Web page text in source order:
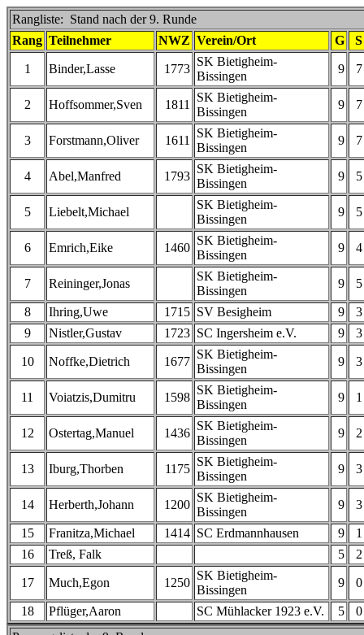
Rangliste: Stand nach der 9. Runde
Rang Teilnehmer NWZ Verein/Ort G S
1 Binder,Lasse 1773
SK Bietigheim-
Bissingen
9 7
2 Hoffsommer,Sven 1811
SK Bietigheim-
Bissingen
9 7
3 Forstmann,Oliver 1611
SK Bietigheim-
Bissingen
9 7
4 Abel,Manfred 1793
SK Bietigheim-
Bissingen
9 5
5 Liebelt,Michael
SK Bietigheim-
Bissingen
9 5
6 Emrich,Eike 1460
SK Bietigheim-
Bissingen
9 4
7 Reininger,Jonas
SK Bietigheim-
Bissingen
9 5
8 Ihring,Uwe 1715 SV Besigheim 9
3
9
Nistler,Gustav 1723 SC Ingersheim e.V. 9 3
10 Noffke,Dietrich 1677
SK Bietigheim-
Bissingen
9 3
11 Voiatzis,Dumitru 1598
SK Bietigheim-
Bissingen
9 1
12 Ostertag,Manuel 1436
SK Bietigheim-
Bissingen
9 2
13 Iburg,Thorben 1175
SK Bietigheim-
Bissingen
9 3
14 Herberth,Johann 1200
SK Bietigheim-
Bissingen
9 3
15 Franitza,Michael 1414 SC Erdmannhausen 9
1
16
Treß, Falk 5 2
17 Much,Egon 1250
SK Bietigheim-
Bissingen
9 0
18 Pflüger,Aaron SC Mühlacker 1923 e.V. 5
0